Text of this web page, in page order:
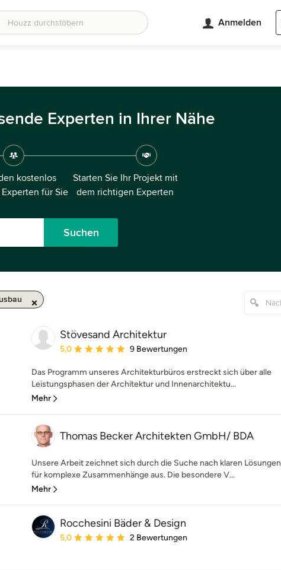
Anmelden
Experten in Ihrer Nähe
kostenlos
für Sie
Starten Sie Ihr Projekt mit
dem richtigen Experten
Suchen
Stövesand Architektur
Durchschnittliche Bewertung: 5 von 5 Sternen
5,0 9 Bewertungen
Das Programm unseres Architekturbüros erstreckt sich über alle
Leistungsphasen der Architektur und Innenarchitektu...
Mehr
Thomas Becker Architekten GmbH/ BDA
Unsere Arbeit zeichnet sich durch die Suche nach klaren Lösungen
für komplexe Zusammenhänge aus. Die besondere V...
Mehr
Rocchesini Bäder & Design
Durchschnittliche Bewertung: 5 von 5 Sternen
5,0 2 Bewertungen